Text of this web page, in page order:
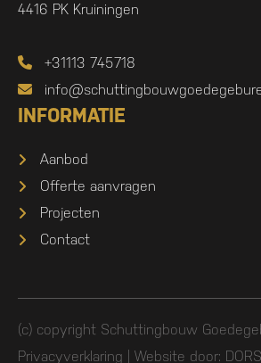
4416 PK Kruiningen
+31113 745718
INFORMATIE
Aanbod
Offerte aanvragen
Projecten
Contact
(c) copyright Schuttingbouw
Privacyverklaring | Website door: